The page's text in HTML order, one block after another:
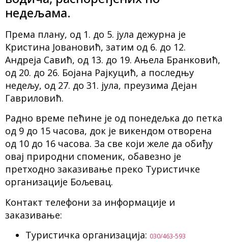
недељама.
Према плану, од 1. до 5. јула дежурна је
Кристина Јовановић, затим од 6. до 12.
Андреја Савић, од 13. до 19. Ањела Бранковић,
од 20. до 26. Бојана Рајкуцић, а последњу
недељу, од 27. до 31. јула, преузима Дејан
Гавриловић.
Радно време пећине је од понедељка до петка
од 9 до 15 часова, док је викендом отворена
од 10 до 16 часова. За све који желе да обиђу
овај природни споменик, обавезно је
претходно заказивање преко Туристичке
организације Бољевац.
Контакт телефони за информације и
заказивање:
Туристичка организација: 030/463-593